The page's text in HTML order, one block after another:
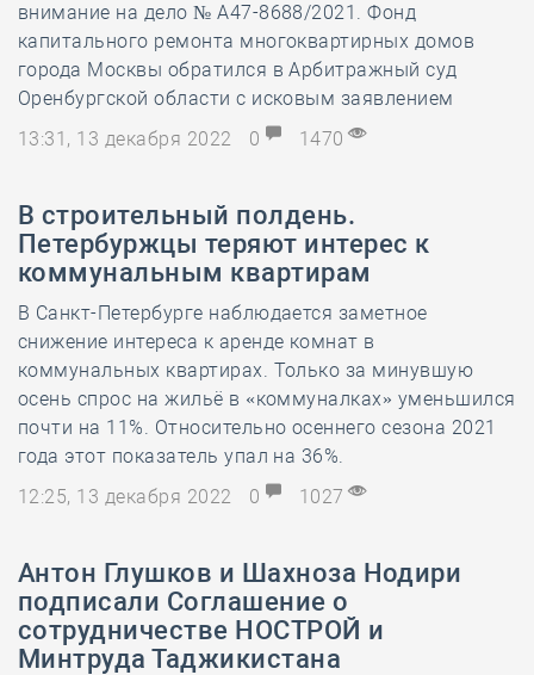
внимание на дело № А47-8688/2021. Фонд
капитального ремонта многоквартирных домов
города Москвы обратился в Арбитражный суд
Оренбургской области с исковым заявлением
13:31, 13 декабря 2022
0 1470
В строительный полдень.
Петербуржцы теряют интерес к
коммунальным квартирам
В Санкт-Петербурге наблюдается заметное
снижение интереса к аренде комнат в
коммунальных квартирах. Только за минувшую
осень спрос на жильё в «коммуналках» уменьшился
почти на 11%. Относительно осеннего сезона 2021
года этот показатель упал на 36%.
12:25, 13 декабря 2022
0 1027
Антон Глушков и Шахноза Нодири
подписали Соглашение о
сотрудничестве НОСТРОЙ и
Минтруда Таджикистана